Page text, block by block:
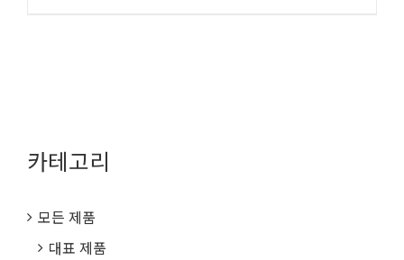
카테고리
모든 제품
대표 제품